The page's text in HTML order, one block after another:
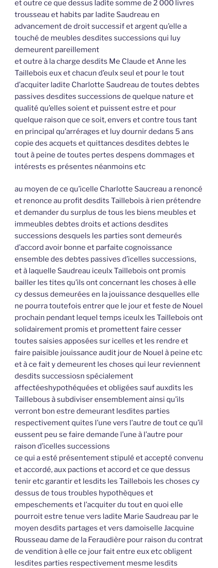
et outre ce que dessus ladite somme de 2 000 livres
trousseau et habits par ladite Saudreau en
advancement de droit successif et argent qu’elle a
touché de meubles desdites successions qui luy
demeurent pareillement
et outre à la charge desdits Me Claude et Anne les
Taillebois eux et chacun d’eulx seul et pour le tout
d’acquiter ladite Charlotte Saudreau de toutes debtes
passives desdites successions de quelque nature et
qualité qu’elles soient et puissent estre et pour
quelque raison que ce soit, envers et contre tous tant
en principal qu’arrérages et luy dournir dedans 5 ans
copie des acquets et quittances desdites debtes le
tout à peine de toutes pertes despens dommages et
intérests es présentes néanmoins etc
au moyen de ce qu’icelle Charlotte Saucreau a renoncé
et renonce au profit desdits Taillebois à rien prétendre
et demander du surplus de tous les biens meubles et
immeubles debtes droits et actions desdites
successions desquels les parties sont demeurés
d’accord avoir bonne et parfaite cognoissance
ensemble des debtes passives d’icelles successions,
et à laquelle Saudreau iceulx Taillebois ont promis
bailler les tites qu’ils ont concernant les choses à elle
cy dessus demeurées en la jouissance desquelles elle
ne pourra toutefois entrer que le jour et feste de Nouel
prochain pendant lequel temps iceulx les Taillebois ont
solidairement promis et promettent faire cesser
toutes saisies apposées sur icelles et les rendre et
faire paisible jouissance audit jour de Nouel à peine etc
et à ce fait y demeurent les choses qui leur reviennent
desdits successiosn spécialement
affectéeshypothéquées et obligées sauf auxdits les
Taillebous à subdiviser ensemblement ainsi qu’ils
verront bon estre demeurant lesdites parties
respectivement quites l’une vers l’autre de tout ce qu’il
eussent peu se faire demande l’une à l’autre pour
raison d’icelles successions
ce qui a esté présentement stipulé et accepté convenu
et accordé, aux pactions et accord et ce que dessus
tenir etc garantir et lesdits les Taillebois les choses cy
dessus de tous troubles hypothèques et
empeschements et l’acquiter du tout en quoi elle
pourroit estre tenue vers ladite Marie Saudreau par le
moyen desdits partages et vers damoiselle Jacquine
Rousseau dame de la Feraudière pour raison du contrat
de vendition à elle ce jour fait entre eux etc obligent
lesdites parties respectivement mesme lesdits